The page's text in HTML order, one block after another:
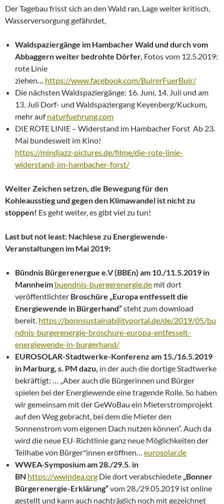
Der Tagebau frisst sich an den Wald ran, Lage weiter kritisch,
Wasserversorgung gefährdet,
Waldspaziergänge im Hambacher Wald und durch vom
Abbaggern weiter bedrohte Dörfer, Fotos vom 12.5.2019:
rote Linie
ziehen… https://www.facebook.com/BuirerFuerBuir/
Die nächsten Waldspaziergänge: 16. Juni, 14. Juli und am
13. Juli Dorf- und Waldspaziergang Keyenberg/Kuckum,
mehr aufnaturfuehrung.com
DIE ROTE LINIE – Widerstand im Hambacher Forst Ab 23.
Mai bundesweit im Kino!
https://mindjazz-pictures.de/filme/die-rote-linie-
widerstand-im-hambacher-forst/
Weiter Zeichen setzen, die Bewegung für den
Kohleausstieg und gegen den Klimawandel ist nicht zu
stoppen! Es geht weiter, es gibt viel zu tun!
Last but not least: Nachlese zu Energiewende-
Veranstaltungen im Mai 2019:
Bündnis Bürgerenergue e.V (BBEn) am 10./11.5.2019 in
Mannheim buendnis-buergerenergie.de mit dort
veröffentlichter Broschüre „Europa entfesselt die
Energiewende in Bürgerhand“steht zum download
bereit. https://bonnsustainabilityportal.de/de/2019/05/bu
ndnis-burgerenergie-broschure-europa-entfesselt-
energiewende-in-burgerhand/
EUROSOLAR-Stadtwerke-Konferenz am 15./16.5.2019
in Marburg, s. PM dazu, in der auch die dortige Stadtwerke
bekräftigt: … „Aber auch die Bürgerinnen und Bürger
spielen bei der Energiewende eine tragende Rolle. So haben
wir gemeinsam mit der GeWoBau ein Mieterstromprojekt
auf den Weg gebracht, bei dem die Mieter den
Sonnenstrom vom eigenen Dach nutzen können“. Auch da
wird die neue EU-Richtlinie ganz neue Möglichkeiten der
Teilhabe von Bürger*innen eröffnen… eurosolar.de
WWEA-Symposium am 28./29.5. in
BN https://wwindea.org Die dort verabschiedete „Bonner
Bürgerenergie-Erklärung“vom 28./29.05.2019 ist online
gestellt und kann auch nachträglich noch mit gezeichnet